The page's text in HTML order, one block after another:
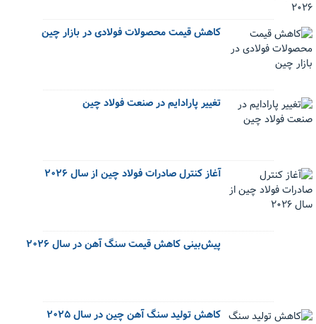
کاهش قیمت محصولات فولادی در بازار چین
تغییر پارادایم در صنعت فولاد چین
آغاز کنترل صادرات فولاد چین از سال ۲۰۲۶
پیش‌بینی کاهش قیمت سنگ آهن در سال ۲۰۲۶
کاهش تولید سنگ آهن چین در سال ۲۰۲۵